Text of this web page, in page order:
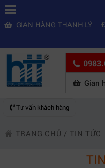
GIAN HÀNG THANH LÝ
Gian
Tư vấn khách hàng
TRANG CHỦ / TIN TỨC